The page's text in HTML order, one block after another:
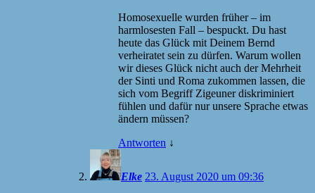
Homosexuelle wurden früher – im
harmlosesten Fall – bespuckt. Du hast
heute das Glück mit Deinem Bernd
verheiratet sein zu dürfen. Warum wollen
wir dieses Glück nicht auch der Mehrheit
der Sinti und Roma zukommen lassen, die
sich vom Begriff Zigeuner diskriminiert
fühlen und dafür nur unsere Sprache etwas
ändern müssen?
Antworten ↓
Elke 23. August 2020 um 09:36